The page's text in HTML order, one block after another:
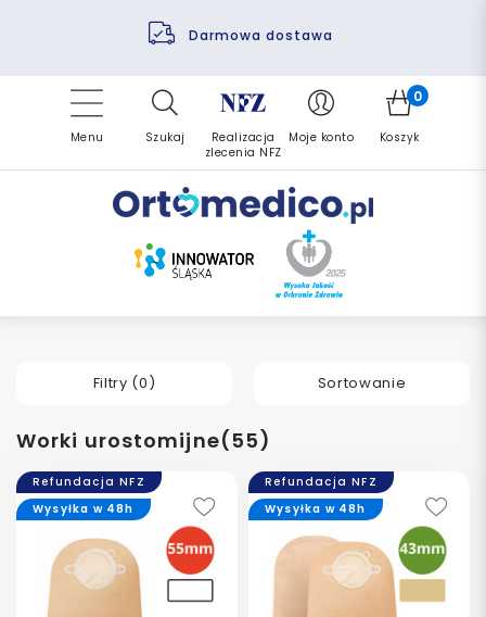
Darmowa dostawa
Pomoc fizjoterapeuty
Finansowanie PFRON
Refundacja NFZ
Zrealizuj zlecenie ponownie
Menu Szukaj
Realizacja
zlecenia NFZ
Moje konto
0
Koszyk
Filtry (0) Sortowanie
Worki urostomijne(55)
Refundacja NFZ
Wysyłka w 48h
Refundacja NFZ
Wysyłka w 48h